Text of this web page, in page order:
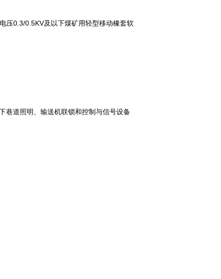
压0.3/0.5KV及以下煤矿用轻型移动橡套软
巷道照明、输送机联锁和控制与信号设备